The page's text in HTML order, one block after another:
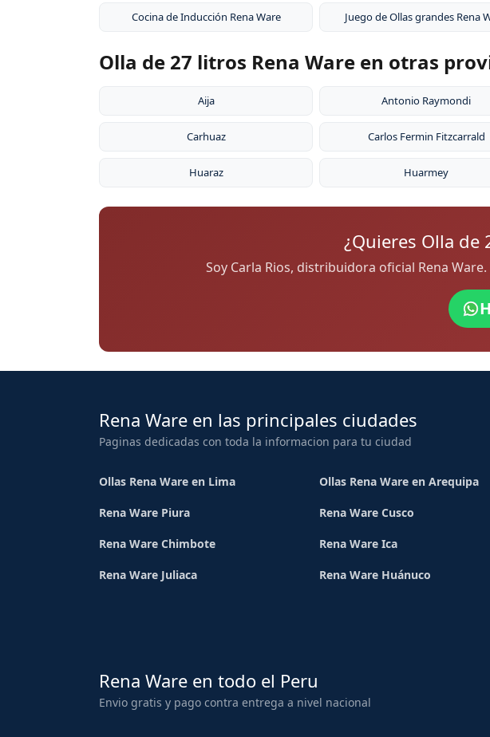
Cocina de Inducción Rena Ware Juego de Ollas grandes Rena
Olla de 27 litros Rena Ware en otras
Aija Antonio Raymondi
Carhuaz Carlos Fermin Fitzcarrald
Huaraz Huarmey
¿Quieres Olla de
Soy Carla Rios, distribuidora oficial Rena
Rena Ware en las principales ciudades
Paginas dedicadas con toda la informacion para tu ciudad
Ollas Rena Ware en Lima Ollas Rena Ware en Arequipa
Rena Ware Piura Rena Ware Cusco
Rena Ware Chimbote Rena Ware Ica
Rena Ware Juliaca Rena Ware Huánuco
Rena Ware en todo el Peru
Envio gratis y pago contra entrega a nivel nacional